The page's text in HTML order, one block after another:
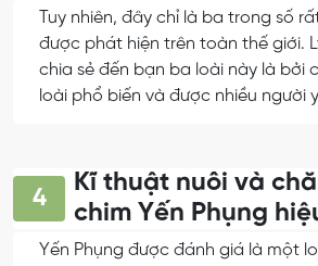
Tuy nhiên, đây chỉ là ba trong số
được phát hiện trên toàn thế giới.
chia sẻ đến bạn ba loài này là bởi
loài phổ biến và được nhiều người
4
Kĩ thuật nuôi và
chim Yến Phụng
Yến Phụng được đánh giá là một